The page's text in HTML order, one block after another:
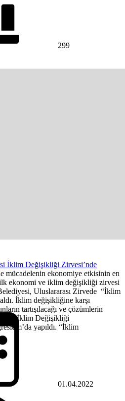
299
İklim Değişikliği Zirvesi’nde
mücadelenin ekonomiye etkisinin en
ekonomi ve iklim değişikliği zirvesi
Uluslararası Zirvede “İklim
İklim değişikliğine karşı
tartışılacağı ve çözümlerin
ve İklim Değişikliği
yapıldı. “İklim
01.04.2022